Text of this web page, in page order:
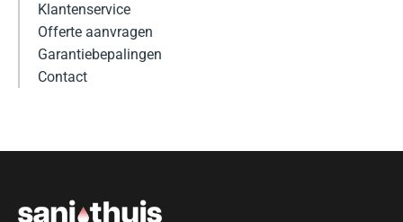
Klantenservice
Offerte aanvragen
Garantiebepalingen
Contact